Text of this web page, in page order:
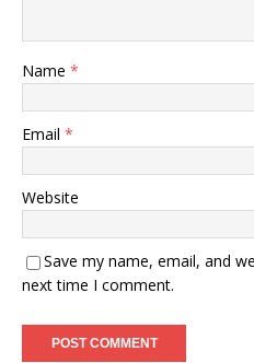
Name *
Email *
Website
Save my name, email, and
next time I comment.